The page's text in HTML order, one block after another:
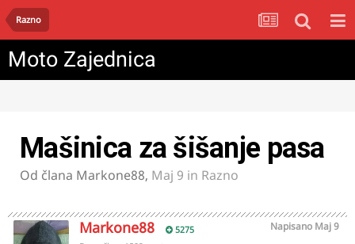
Razno
Moto Zajednica
Mašinica za šišanje pasa
Od člana Markone88, Maj 9 in Razno
Markone88 5275 Napisano Maj 9